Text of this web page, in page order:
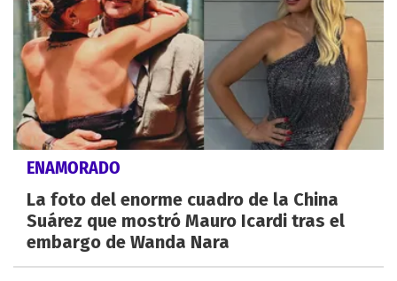
ENAMORADO
La foto del enorme cuadro de la China
Suárez que mostró Mauro Icardi tras el
embargo de Wanda Nara